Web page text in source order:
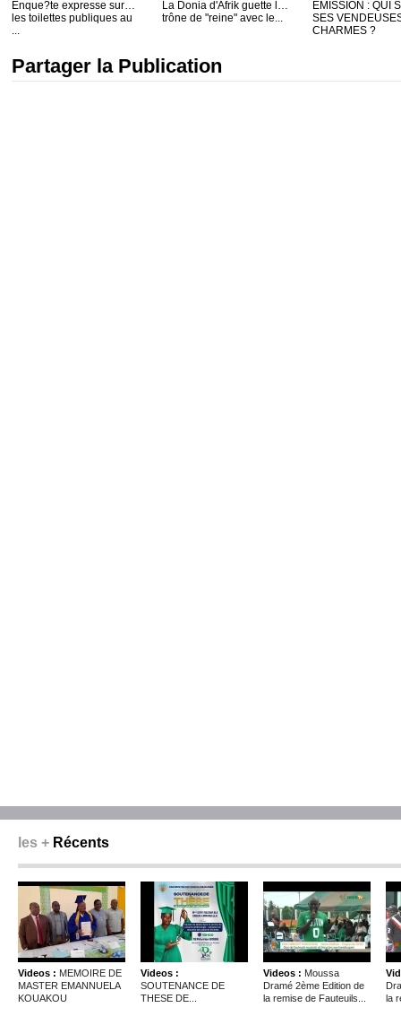
Enque?te expresse sur
les toilettes publiques au
...
La Donia d'Afrik guette le
trône de "reine" avec le...
EMISSION : QUI
SES
CHARMES ?
Partager la Publication
les + Récents
Videos : MEMOIRE DE
MASTER EMANNUELA
KOUAKOU
Videos :
SOUTENANCE DE
THESE DE...
Videos : Moussa
Dramé 2ème Edition de
la remise de Fauteuils...
la